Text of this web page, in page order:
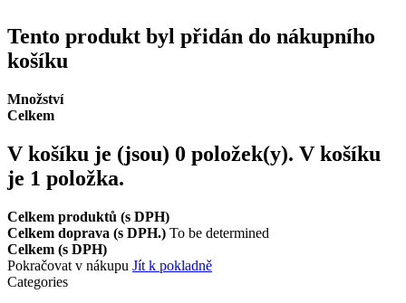
Tento produkt byl přidán do nákupního
košíku
Množství
Celkem
V košíku je (jsou) 0 položek(y). V košíku
je 1 položka.
Celkem produktů (s DPH)
Celkem doprava (s DPH.) To be determined
Celkem (s DPH)
Pokračovat v nákupu Jít k pokladně
Categories